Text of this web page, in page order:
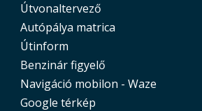
Útvonaltervező
Autópálya matrica
Útinform
Benzinár figyelő
Navigáció mobilon - Waze
Google térkép